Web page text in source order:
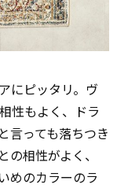
にピッタリ。ヴ
性もよく、ドラ
言っても落ちつき
相性がよく、
めのカラーのラ